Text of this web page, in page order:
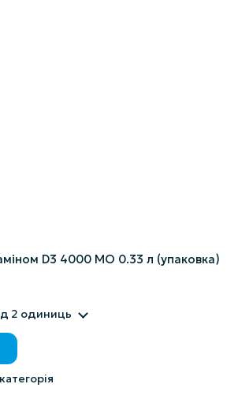
D3 4000 МО 0.33 л (упаковка)
2 одиниць